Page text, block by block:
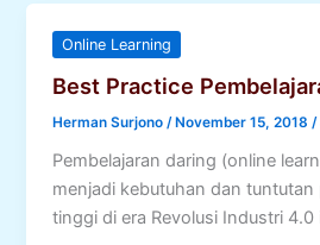
on
Micro
Teaching
Online Learning
Best Practice
Herman Surjono /November 15, 2018 /
Pembelajaran daring (online
menjadi kebutuhan dan
tinggi di era Revolusi Industri 4.0